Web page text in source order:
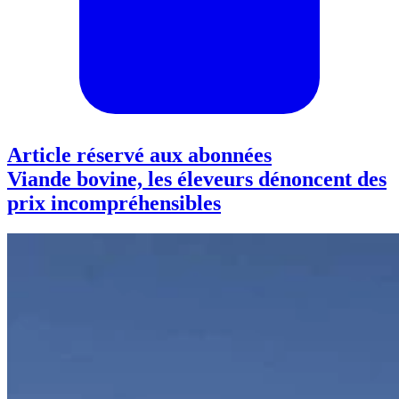
Article réservé aux abonnées
Viande bovine, les éleveurs dénoncent des
prix incompréhensibles